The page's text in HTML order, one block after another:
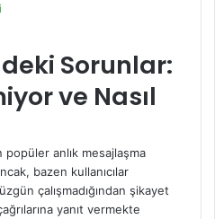
Sorunlar:
ve Nasıl
anlık mesajlaşma
bazen kullanıcılar
çalışmadığından şikayet
yanıt vermekte